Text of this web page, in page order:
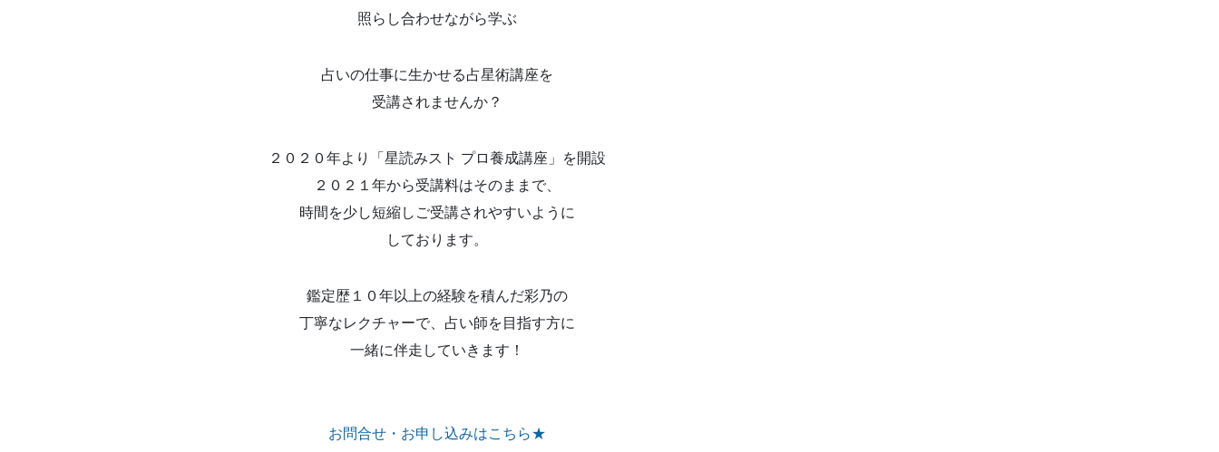
照らし合わせながら学ぶ
占いの仕事に生かせる占星術講座を
受講されませんか？
２０２０年より「星読みスト プロ養成講座」を開設
２０２１年から受講料はそのままで、
時間を少し短縮しご受講されやすいように
しております。
鑑定歴１０年以上の経験を積んだ彩乃の
丁寧なレクチャーで、占い師を目指す方に
一緒に伴走していきます！
お問合せ・お申し込みはこちら★